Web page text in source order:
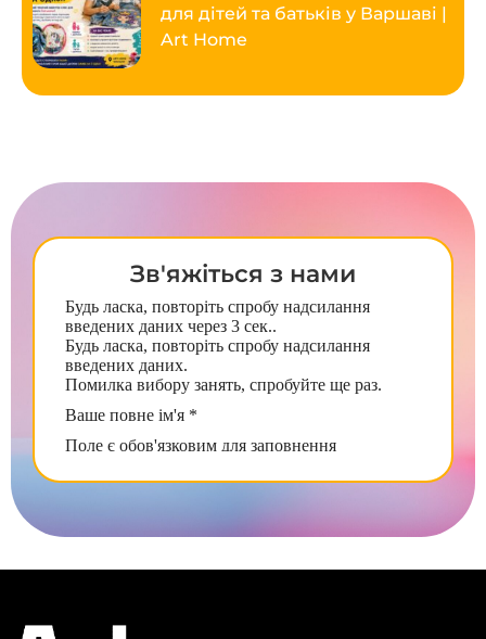
для дітей та батьків у Варшаві |
Art Home
Зв'яжіться з нами